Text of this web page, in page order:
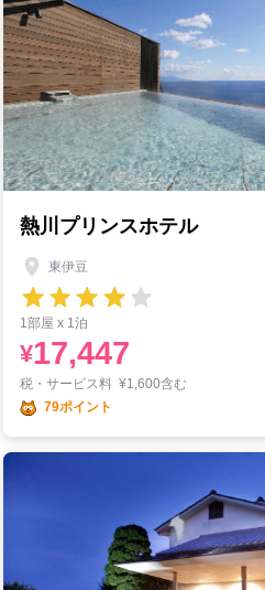
熱川プリンスホテル
東伊豆
1部屋 x 1泊
¥17,447
税・サービス料 ¥1,600含む
79ポイント